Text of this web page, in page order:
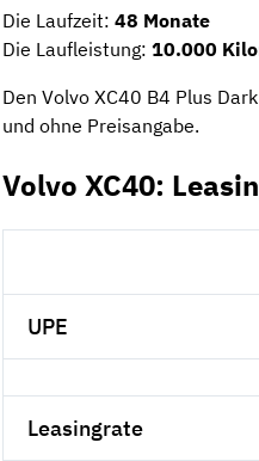
Die Laufzeit: 48 Monate
Die Laufleistung: 10.000
Den Volvo XC40 B4 Plus
und ohne Preisangabe.
Volvo XC40:
UPE
Leasingrate